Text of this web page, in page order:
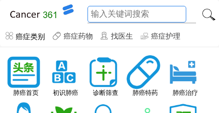
癌症类别 癌症药物 找医生 癌症护理
肺癌首页 初识肺癌 诊断筛查 肺癌特药 肺癌治疗